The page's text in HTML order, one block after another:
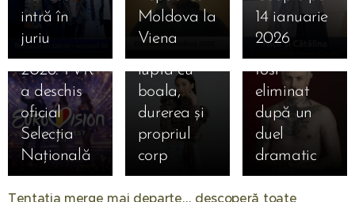
intră în
juriu
Moldova la
Viena
14 ianuarie
2026
piesa
pentru
Eurovision
2026. TVR
a deschis
oficial
Selecția
Națională
până la
epuizare
totală în
lupta cu
boala,
durerea și
propriul
corp
2026!
Primul
concurent a
fost
eliminat
după un
duel
dramatic
Tentatia merge mai departe… descoperă toate
01.08.2026
Insula
24.11.2025
Ella de la
"Insula
Iubirii",